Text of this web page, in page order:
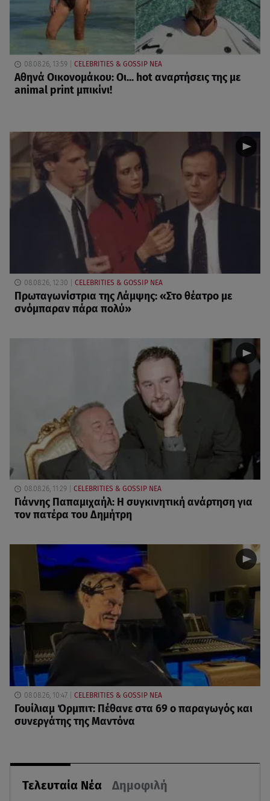
Τελευταία Νέα Δημοφιλή
08.08.26, 13:59 CELEBRITIES & GOSSIP ΝΕΑ
Αθηνά Οικονομάκου: Οι... hot αναρτήσεις της με
animal print μπικίνι!
08.08.26, 12:30 CELEBRITIES & GOSSIP ΝΕΑ
Πρωταγωνίστρια της Λάμψης: «Στο θέατρο με
σνόμπαραν πάρα πολύ»
08.08.26, 11:29 CELEBRITIES & GOSSIP ΝΕΑ
Γιάννης Παπαμιχαήλ: Η συγκινητική ανάρτηση για
τον πατέρα του Δημήτρη
08.08.26, 10:47 CELEBRITIES & GOSSIP ΝΕΑ
Γουίλιαμ Όρμπιτ: Πέθανε στα 69 ο παραγωγός και
συνεργάτης της Μαντόνα